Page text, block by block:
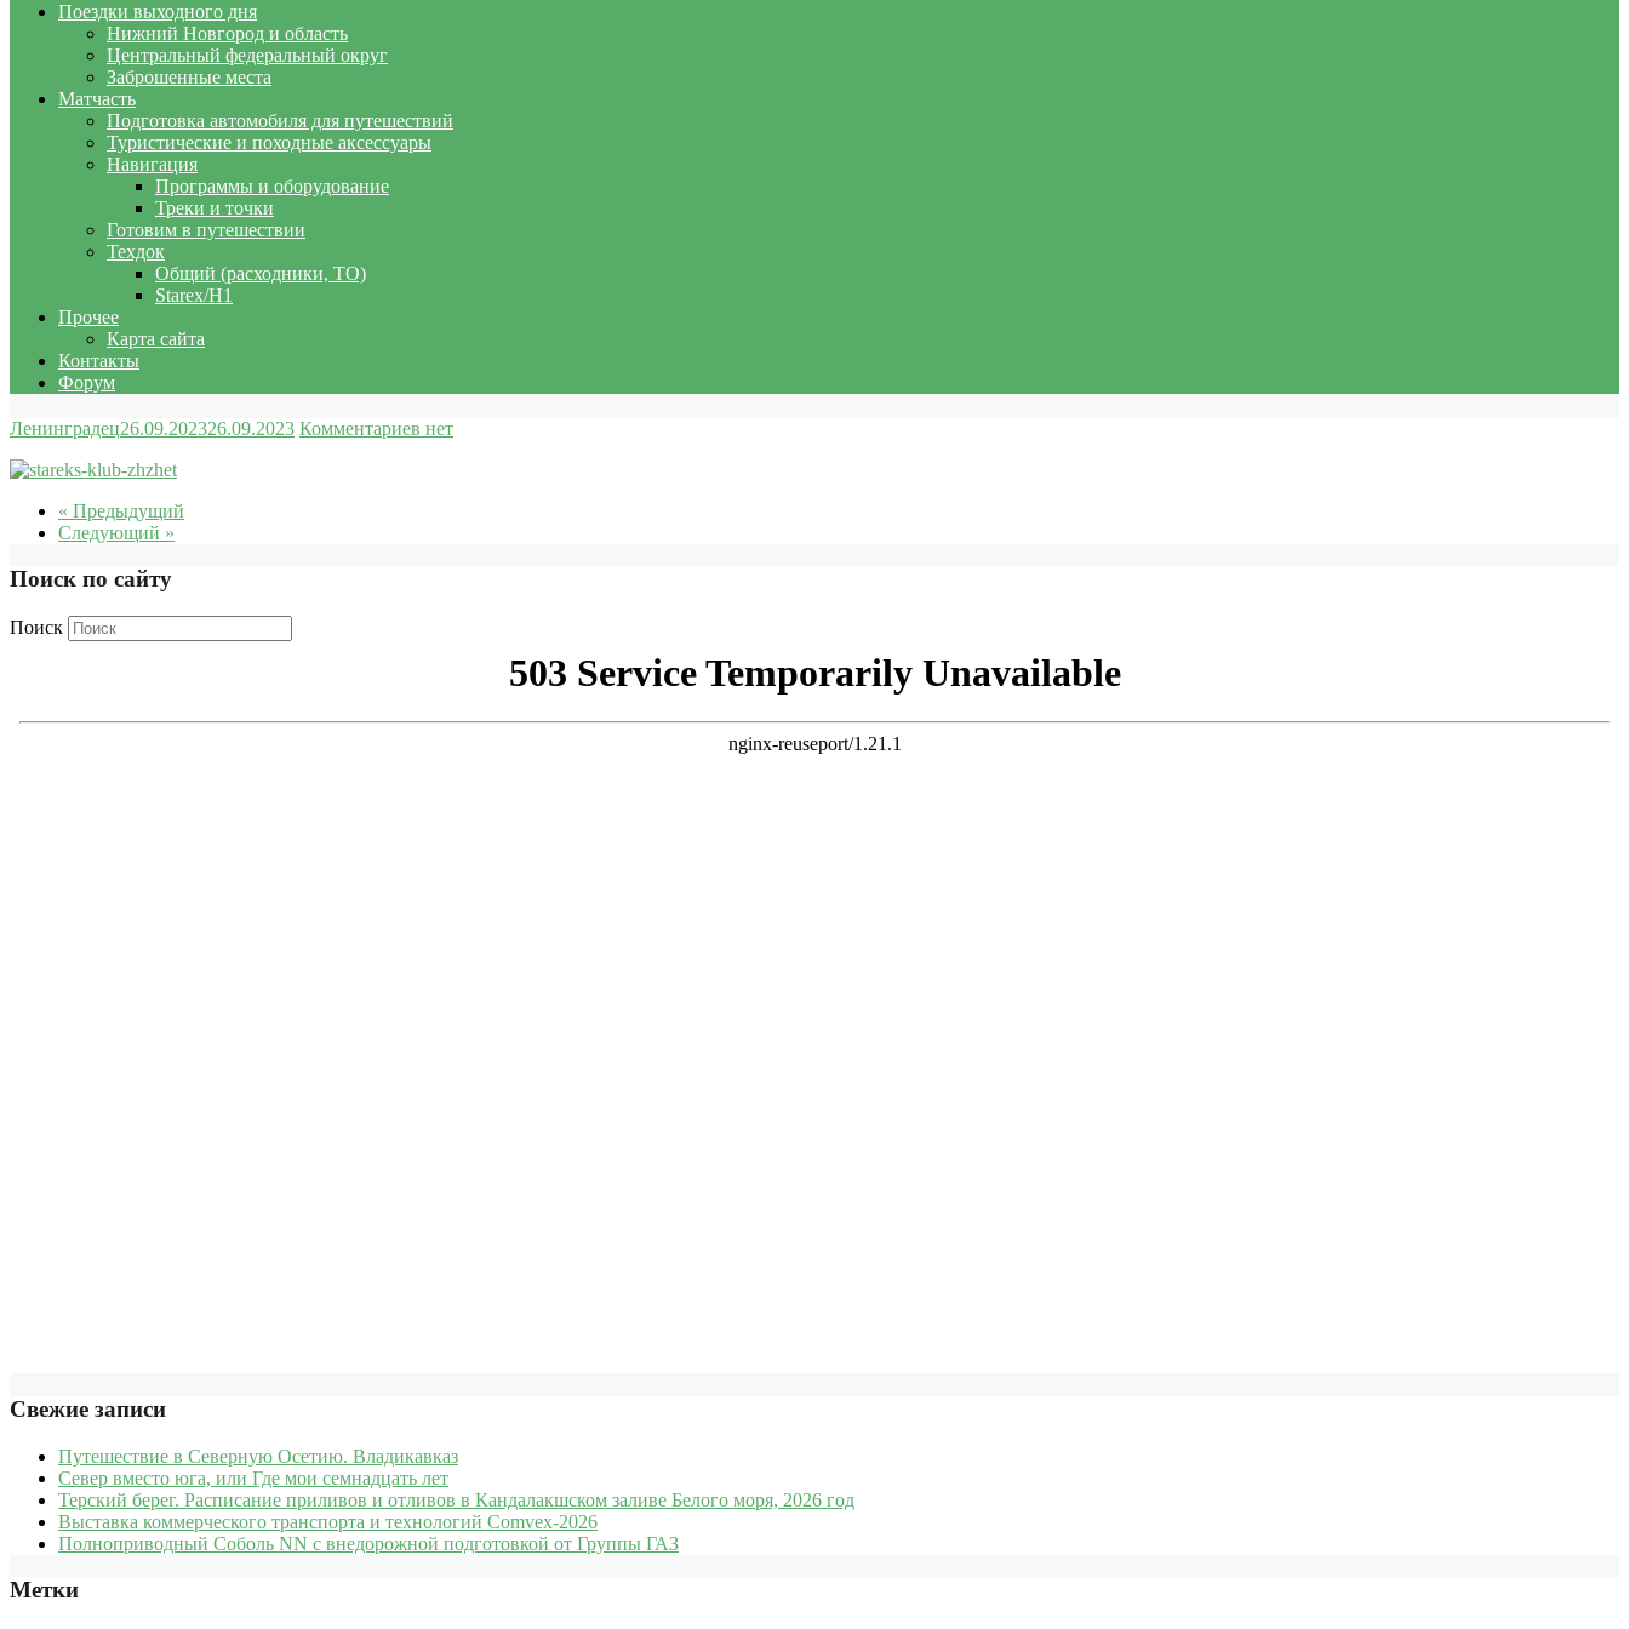
Поездки выходного дня
Нижний Новгород и область
Центральный федеральный округ
Заброшенные места
Матчасть
Подготовка автомобиля для путешествий
Туристические и походные аксессуары
Навигация
Программы и оборудование
Треки и точки
Готовим в путешествии
Техдок
Общий (расходники, ТО)
Starex/H1
Прочее
Карта сайта
Контакты
Форум
Ленинградец26.09.202326.09.2023 Комментариев нет
« Предыдущий
Следующий »
Поиск по сайту
Поиск
Свежие записи
Путешествие в Северную Осетию. Владикавказ
Север вместо юга, или Где мои семнадцать лет
Терский берег. Расписание приливов и отливов в Кандалакшском заливе Белого моря, 2026 год
Выставка коммерческого транспорта и технологий Comvex-2026
Полноприводный Соболь NN с внедорожной подготовкой от Группы ГАЗ
Метки